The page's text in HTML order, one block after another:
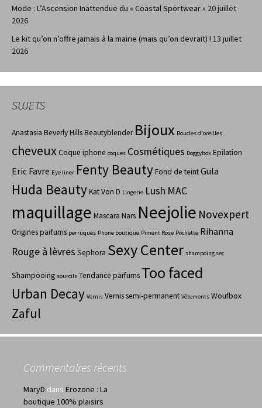
Mode : L’Ascension Inattendue du « Coastal Sportwear » 20 juillet
2026
Le kit qu’on n’offre jamais à la mairie (mais qu’on devrait) ! 13 juillet
2026
SUJETS
Anastasia Beverly HillsBeautyblender Bijoux Boucles d'oreilles
cheveuxCoque iphone coques Cosmétiques Doggybox Epilation
Eric Favre Eye liner Fenty BeautyFond de teintGula
Huda BeautyKat Von D Lingerie Lush MAC
maquillage Mascara Nars Neejolie Novexpert
Origines parfums perruques Phone boutique Piment Rose Pochette Rihanna
Rouge à lèvres Sephora Sexy Center shampoing sec
Shampooing sourcils Tendance parfums Too faced
Urban Decay Vernis Vernis semi-permanent Vêtements Woufbox
Zaful
Commentaires récents
MaryD dans Erozone : La
boutique 100% plaisirs